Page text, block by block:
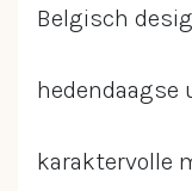
Belgisch
karaktervolle